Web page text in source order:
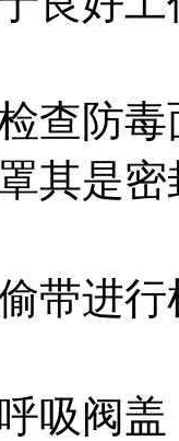
防毒
其是
进行
阀盖